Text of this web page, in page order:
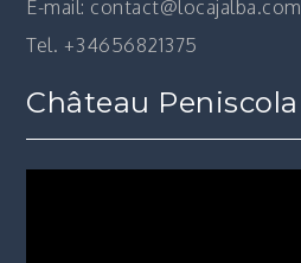
E-mail: contact@locajalba.com
Tel. +34656821375
Château Peniscola